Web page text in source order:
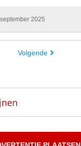
2025
Volgende